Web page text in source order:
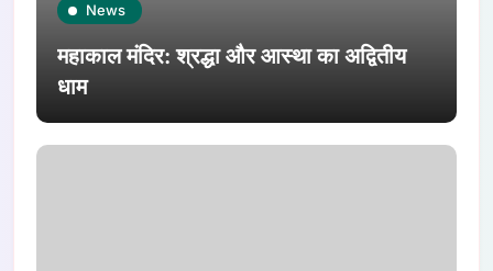
News
महाकाल मंदिर: श्रद्धा और आस्था का अद्वितीय
धाम